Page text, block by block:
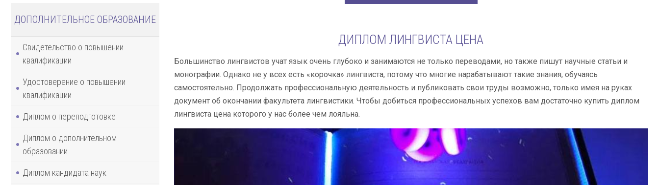
ДОПОЛНИТЕЛЬНОЕ ОБРАЗОВАНИЕ
Свидетельство о повышении
квалификации
Удостоверение о повышении
квалификации
Диплом о переподготовке
Диплом о дополнительном
образовании
Диплом кандидата наук
ДИПЛОМ ЛИНГВИСТА ЦЕНА
Большинство лингвистов учат язык очень глубоко и занимаются не только переводами, но также пишут научные статьи и
монографии. Однако не у всех есть «корочка» лингвиста, потому что многие нарабатывают такие знания, обучаясь
самостоятельно. Продолжать профессиональную деятельность и публиковать свои труды возможно, только имея на руках
документ об окончании факультета лингвистики. Чтобы добиться профессиональных успехов вам достаточно купить диплом
лингвиста цена которого у нас более чем лояльна.